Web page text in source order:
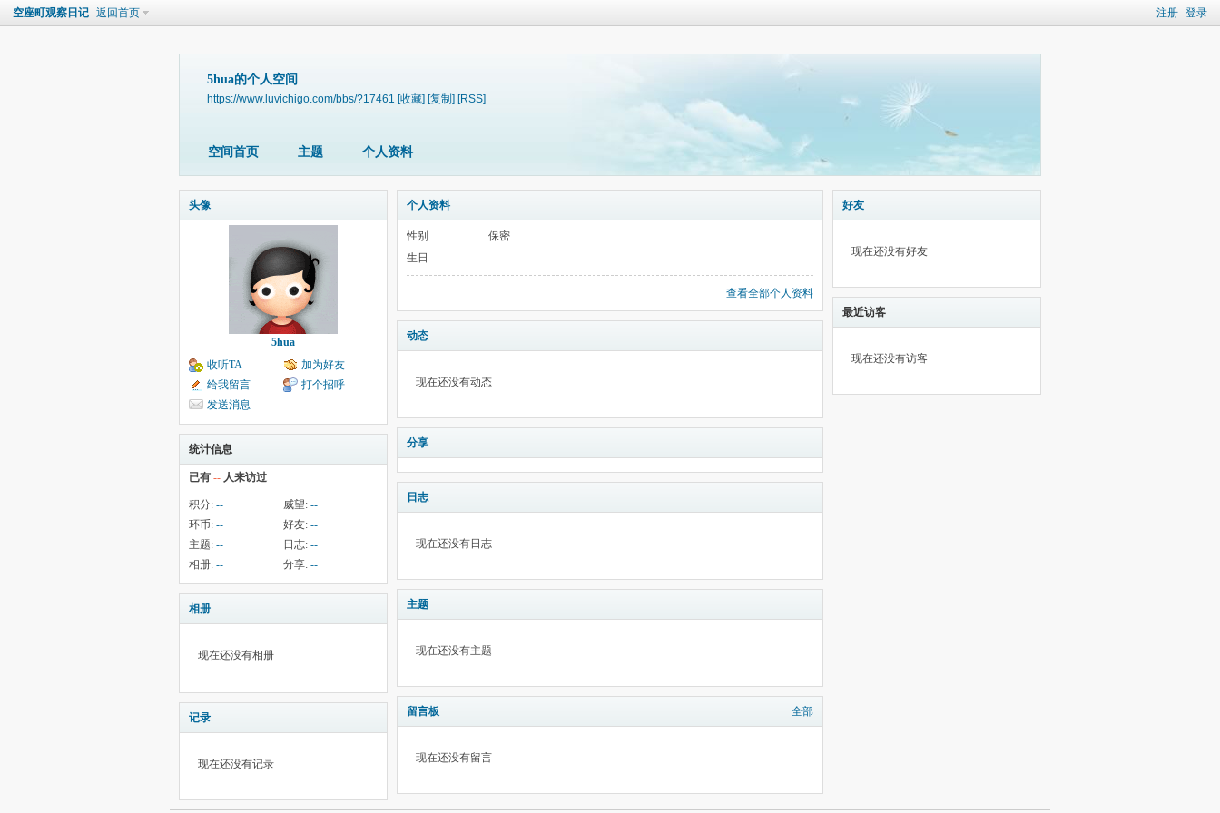
注册 登录
空座町观察日记 返回首页
5hua的个人空间
https://www.luvichigo.com/bbs/?17461 [收藏] [复制] [RSS]
空间首页 主题 个人资料
头像
5hua
收听TA
加为好友
给我留言
打个招呼
发送消息
统计信息
已有 -- 人来访过
积分: -- 威望: --
环币: -- 好友: --
主题: -- 日志: --
相册: -- 分享: --
相册
现在还没有相册
记录
现在还没有记录
个人资料
性别
保密
生日
查看全部个人资料
动态
现在还没有动态
分享
日志
现在还没有日志
主题
现在还没有主题
留言板 全部
现在还没有留言
好友
现在还没有好友
最近访客
现在还没有访客